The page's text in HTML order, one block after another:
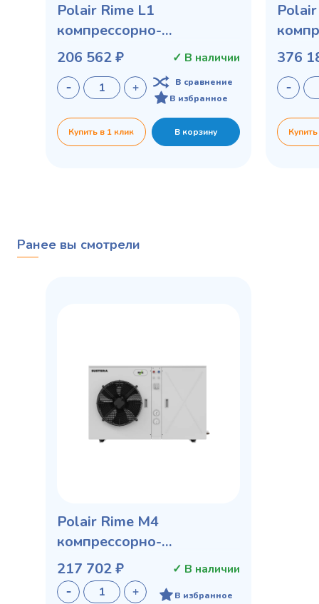
Polair Rime L1
компрессорно-
конденсаторный агрегат
206 562 ₽ ✓ В наличии
В сравнение
В избранное
Купить в 1 клик В корзину
376
Ранее вы смотрели
Polair Rime M4
компрессорно-
конденсаторный агрегат
217 702 ₽ ✓ В наличии
В избранное